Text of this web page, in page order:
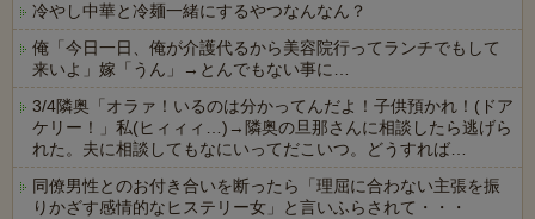
冷やし中華と冷麺一緒にするやつなんなん？
俺「今日一日、俺が介護代るから美容院行ってランチでもして
来いよ」嫁「うん」→とんでもない事に…
3/4隣奥「オラァ！いるのは分かってんだよ！子供預かれ！(ドア
ケリー！」私(ヒィィィ…)→隣奥の旦那さんに相談したら逃げら
れた。夫に相談してもなにいってだこいつ。どうすれば…
同僚男性とのお付き合いを断ったら「理屈に合わない主張を振
りかざす感情的なヒステリー女」と言いふらされて・・・